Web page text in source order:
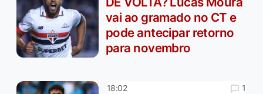
vai ao gramado no CT e
pode antecipar retorno
para novembro
18:02 1